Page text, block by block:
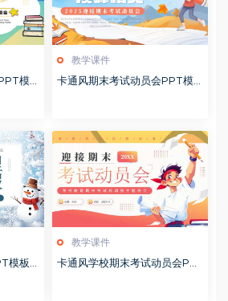
模
教学课件
卡通风期末考试动员会PPT模
模板2
教学课件
卡通风学校期末考试动员会PP